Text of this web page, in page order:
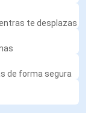
te desplazas
de forma segura